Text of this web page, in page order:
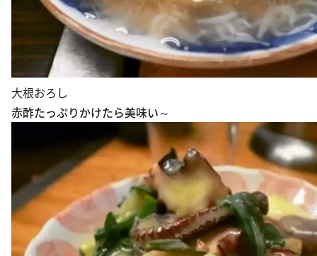
大根おろし
赤酢たっぷりかけたら美味い～